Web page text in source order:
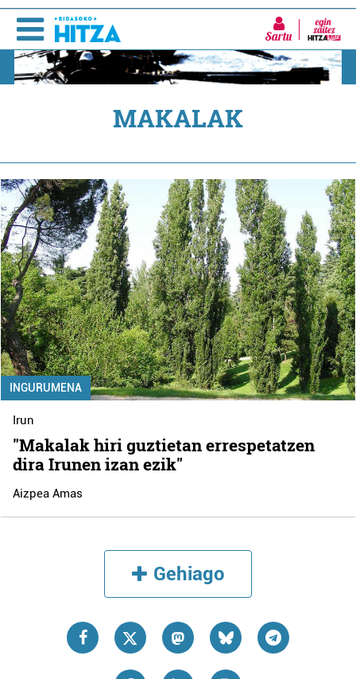
Sartu
MAKALAK
INGURUMENA
Irun
"Makalak hiri guztietan errespetatzen
dira Irunen izan ezik"
Aizpea Amas
Gehiago